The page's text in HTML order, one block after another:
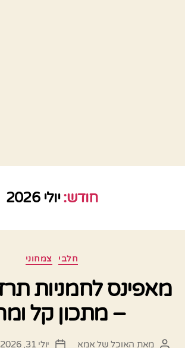
חודש: יולי 2026
קטגוריות חלבי צמחוני
מאפינס לחמניות
– מתכון קל
המחבר
מאת האוכל של אמא
תאריך
יולי 31, 2026